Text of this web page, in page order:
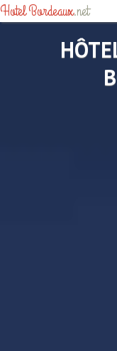
Hotel Bordeaux.net